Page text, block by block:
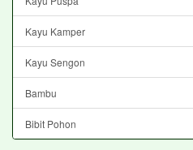
Kayu Kamper
Kayu Sengon
Bambu
Bibit Pohon